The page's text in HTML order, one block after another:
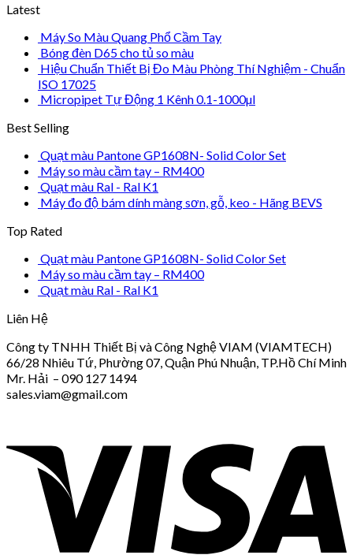
Latest
Máy So Màu Quang Phổ Cầm Tay
Bóng đèn D65 cho tủ so màu
Hiệu Chuẩn Thiết Bị Đo Màu Phòng Thí Nghiệm - Chuẩn
ISO 17025
Micropipet Tự Động 1 Kênh 0.1-1000µl
Best Selling
Quạt màu Pantone GP1608N- Solid Color Set
Máy so màu cầm tay – RM400
Quạt màu Ral - Ral K1
Máy đo độ bám dính màng sơn, gỗ, keo - Hãng BEVS
Top Rated
Quạt màu Pantone GP1608N- Solid Color Set
Máy so màu cầm tay – RM400
Quạt màu Ral - Ral K1
Liên Hệ
Công ty TNHH Thiết Bị và Công Nghệ VIAM (VIAMTECH)
66/28 Nhiêu Tứ, Phường 07, Quận Phú Nhuận, TP.Hồ Chí Minh
Mr. Hải – 090 127 1494
sales.viam@gmail.com